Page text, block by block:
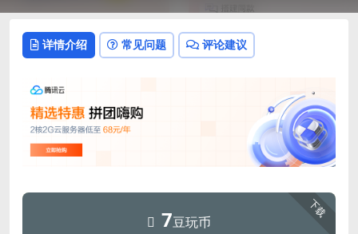
详情介绍 常见问题 评论建议
下载
7豆玩币